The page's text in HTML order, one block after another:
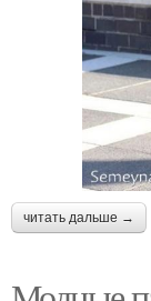
читать дальше →